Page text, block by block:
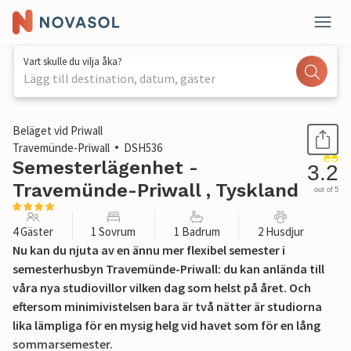
Vart skulle du vilja åka?
Lägg till destination, datum, gäster
1 / 22
Beläget vid Priwall
Travemünde-Priwall
DSH536
Semesterlägenhet -
Travemünde-Priwall , Tyskland
3.2
out of 5
4 Gäster 1 Sovrum 1 Badrum 2 Husdjur
Nu kan du njuta av en ännu mer flexibel semester i
semesterhusbyn Travemünde-Priwall: du kan anlända till
våra nya studiovillor vilken dag som helst på året. Och
eftersom minimivistelsen bara är två nätter är studiorna
lika lämpliga för en mysig helg vid havet som för en lång
sommarsemester.